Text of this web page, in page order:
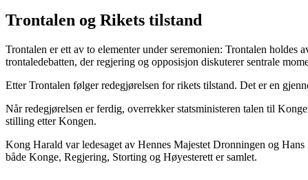
Trontalen og Rikets tilstand
Trontalen er ett av to elementer under seremonien: Trontalen
trontaledebatten, der regjering og opposisjon diskuterer sentrale
Etter Trontalen følger redegjørelsen for rikets tilstand. Det er en
Når redegjørelsen er ferdig, overrekker statsministeren talen til
stilling etter Kongen.
Kong Harald var ledesaget av Hennes Majestet Dronningen og
både Konge, Regjering, Storting og Høyesterett er samlet.